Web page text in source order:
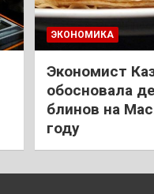
ЭКОНОМИКА
Экономист
обосновала
блинов на
году